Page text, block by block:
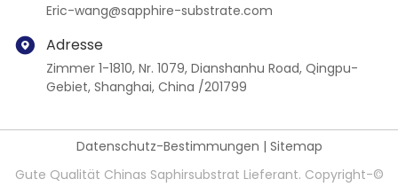
Eric-wang@sapphire-substrate.com
Adresse
Zimmer 1-1810, Nr. 1079, Dianshanhu Road, Qingpu-
Gebiet, Shanghai, China /201799
Datenschutz-Bestimmungen | Sitemap
Gute Qualität Chinas Saphirsubstrat Lieferant. Copyright-©